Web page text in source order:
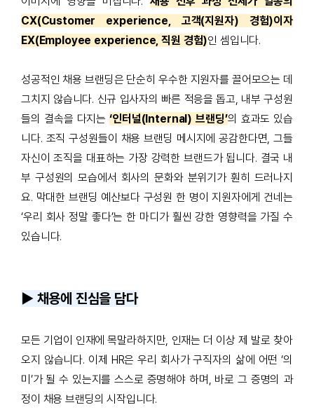
CX(Customer experience, 고객(지원자) 경험)이자
EX(Employee experience, 직원 경험)인 셈입니다.
성공적인 채용 브랜딩은 단순히 우수한 지원자를 끌어모으는 데
그치지 않습니다. 신규 입사자의 빠른 적응을 돕고, 내부 구성원
들의 결속을 다지는‘인터널(Internal) 브랜딩’의 효과도 있습
니다. 조직 구성원들이 채용 브랜딩 메시지에 공감한다면, 그들
자신이 조직을 대표하는 가장 강력한 브랜드가 됩니다. 결국 내
부 구성원의 모습에서 회사의 문화와 분위기가 훤히 드러나지
요. 막대한 브랜딩 예산보다 구성원 한 명이 지원자에게 건네는
‘우리 회사 정말 좋다’는 한 마디가 훨씬 강한 영향력을 가질 수
있습니다.
▶️ 채용에 진심을 담다
모든 기업이 인재에 목말라하지만, 인재는 더 이상 제 발로 찾아
오지 않습니다. 이제 HR은 우리 회사가 구직자의 삶에 어떤 ‘의
미’가 될 수 있는지를 스스로 증명해야 하며, 바로 그 증명의 과
정이 채용 브랜딩의 시작입니다.